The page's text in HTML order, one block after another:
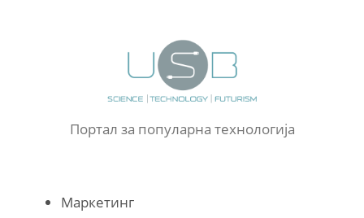
Портал за популарна технологија
Маркетинг